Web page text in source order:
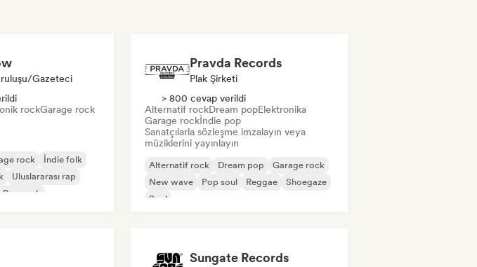
Gazeteci
rockGarage rock
rock
İndie folk
Uluslararası rap
Pop rock
Pravda Records
Plak Şirketi
> 800 cevap verildi
Alternatif rockDream popElektronika
Garage rockİndie pop
Sanatçılarla sözleşme imzalayın veya
müziklerini yayınlayın
Alternatif rock Dream pop
Garage rock
New wave
Pop soul Reggae
Shoegaze
Soul
Sungate Records